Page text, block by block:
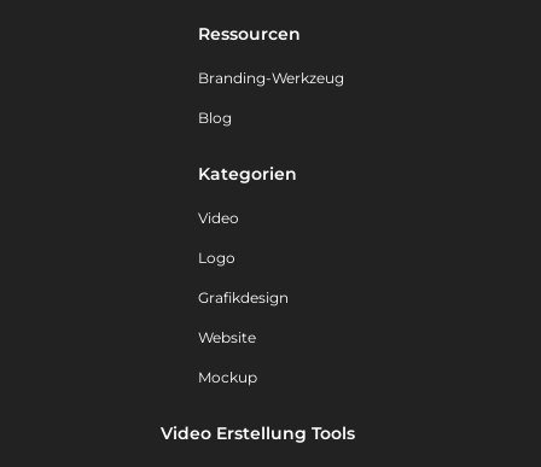
Ressourcen
Branding-Werkzeug
Blog
Kategorien
Video
Logo
Grafikdesign
Website
Mockup
Video Erstellung Tools